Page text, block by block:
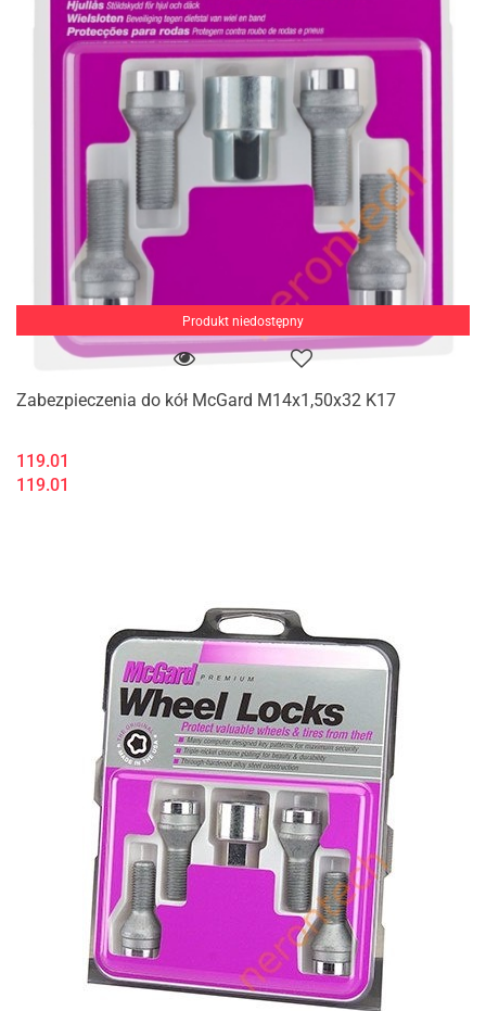
Produkt niedostępny
Zabezpieczenia do kół McGard M14x1,50x32 K17
119.01
119.01